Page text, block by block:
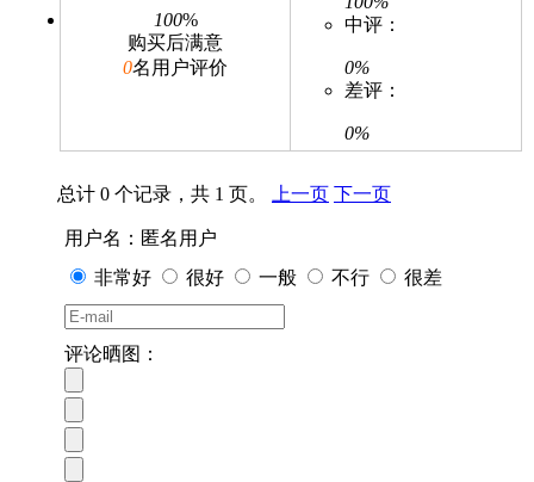
100%
购买后满意
0名用户评价
中评：
0%
差评：
0%
总计 0 个记录，共 1 页。 上一页 下一页
用户名：匿名用户
非常好
很好 一般 不行 很差
评论晒图：